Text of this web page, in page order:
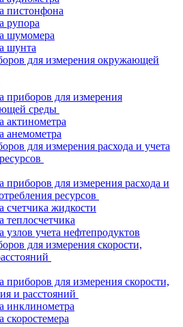
пистонфона
рупора
шумомера
шунта
для измерения окружающей
приборов для измерения
среды
актинометра
анемометра
для измерения расхода и учета
приборов для измерения расхода и
ресурсов
счетчика жидкости
теплосчетчика
узлов учета нефтепродуктов
для измерения скорости,
приборов для измерения скорости,
и расстояний
инклинометра
скоростемера